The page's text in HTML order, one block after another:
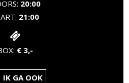
20:00
21:00
€ 3,-
IK GA OOK